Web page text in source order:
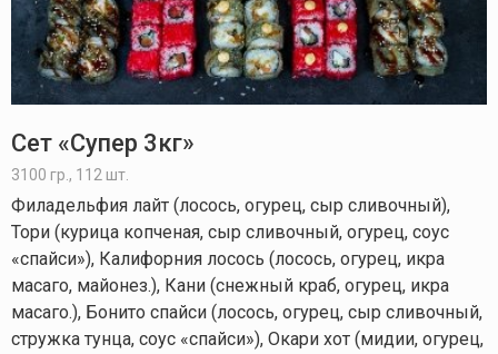
Сет «Супер 3кг»
3100 гр., 112 шт.
Филадельфия лайт (лосось, огурец, сыр сливочный),
Тори (курица копченая, сыр сливочный, огурец, соус
«спайси»), Калифорния лосось (лосось, огурец, икра
масаго, майонез.), Кани (снежный краб, огурец, икра
масаго.), Бонито спайси (лосось, огурец, сыр сливочный,
стружка тунца, соус «спайси»), Окари хот (мидии, огурец,